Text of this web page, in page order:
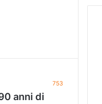
753
anni di